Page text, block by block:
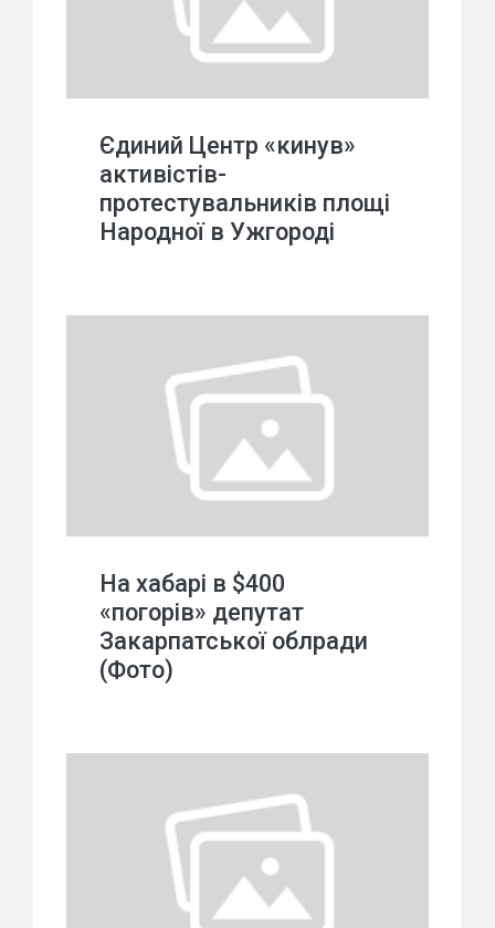
Єдиний Центр «кинув»
активістів-
протестувальників площі
Народної в Ужгороді
На хабарі в $400
«погорів» депутат
Закарпатської облради
(Фото)